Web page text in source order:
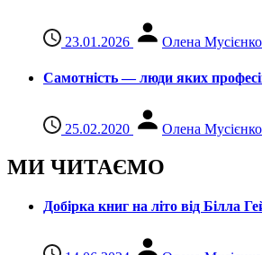
23.01.2026 Олена Мусієнко
Самотність — люди яких
25.02.2020 Олена Мусієнко
МИ ЧИТАЄМО
Добірка книг на літо від Білла